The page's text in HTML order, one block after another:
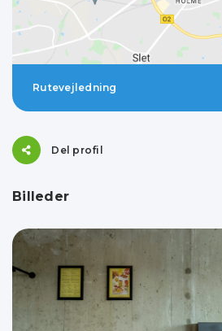
Rutevejledning
Del profil
Billeder